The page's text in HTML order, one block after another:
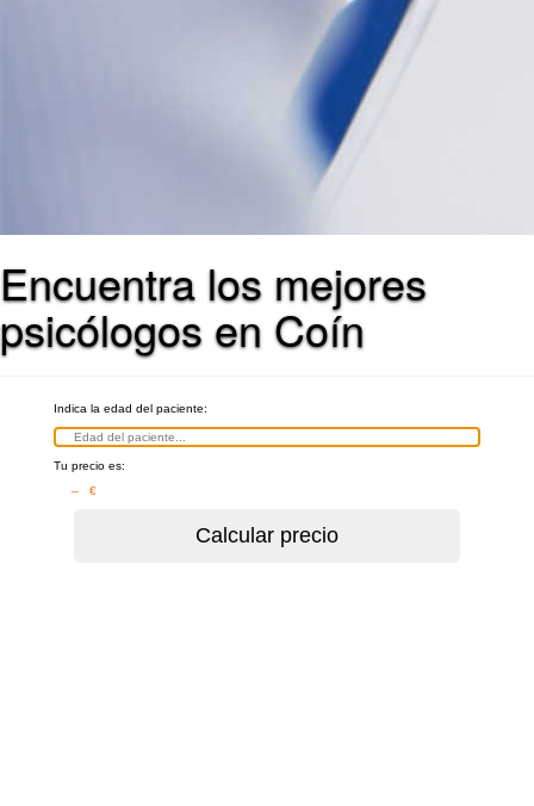
Encuentra los mejores
psicólogos en Coín
Indica la edad del paciente:
Tu precio es:
– €